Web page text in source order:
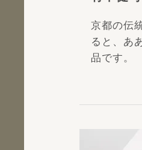
京都の伝
ると、あ
品です。